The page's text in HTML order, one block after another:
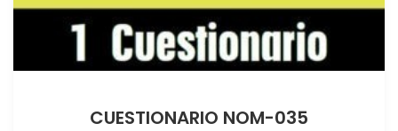
CUESTIONARIO NOM-035